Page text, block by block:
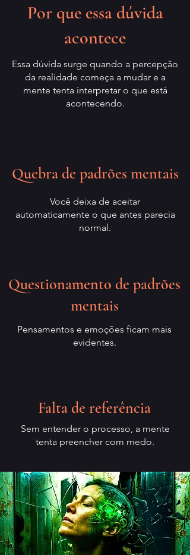
Por que essa dúvida
acontece
Essa dúvida surge quando a percepção
da realidade começa a mudar e a
mente tenta interpretar o que está
acontecendo.
Quebra de padrões mentais
Você deixa de aceitar
automaticamente o que antes parecia
normal.
Questionamento de padrões
mentais
Pensamentos e emoções ficam mais
evidentes.
Falta de referência
Sem entender o processo, a mente
tenta preencher com medo.